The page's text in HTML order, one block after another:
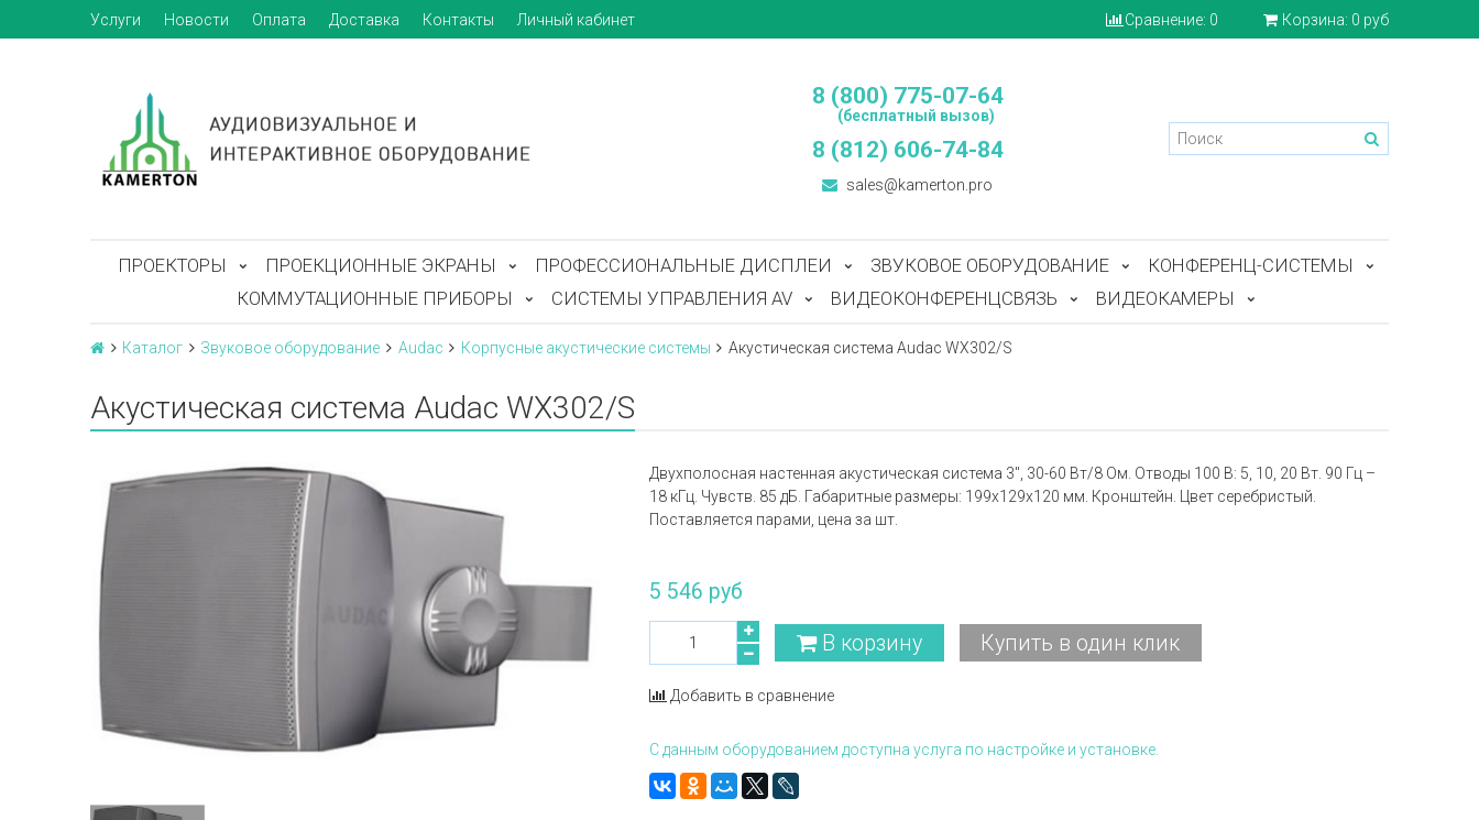
Услуги Новости Оплата Доставка Контакты Личный кабинет Сравнение: 0 Корзина: 0 руб
8 (800) 775-07-64
(бесплатный вызов)
8 (812) 606-74-84
sales@kamerton.pro
ПРОЕКТОРЫ ПРОЕКЦИОННЫЕ ЭКРАНЫ ПРОФЕССИОНАЛЬНЫЕ ДИСПЛЕИ ЗВУКОВОЕ ОБОРУДОВАНИЕ
КОНФЕРЕНЦ-СИСТЕМЫ
КОММУТАЦИОННЫЕ ПРИБОРЫ
СИСТЕМЫ УПРАВЛЕНИЯ AV ВИДЕОКОНФЕРЕНЦСВЯЗЬ ВИДЕОКАМЕРЫ
Каталог Звуковое оборудование Audac Корпусные акустические системы Акустическая система Audac WX302/S
Акустическая система Audac WX302/S
Двухполосная настенная акустическая система 3'', 30-60 Вт/8 Ом. Отводы 100 В: 5, 10, 20 Вт. 90 Гц –
18 кГц. Чувств. 85 дБ. Габаритные размеры: 199x129x120 мм. Кронштейн. Цвет серебристый.
Поставляется парами, цена за шт.
5 546 руб
В корзину Купить в один клик
Добавить в сравнение
С данным оборудованием доступна услуга по настройке и установке.